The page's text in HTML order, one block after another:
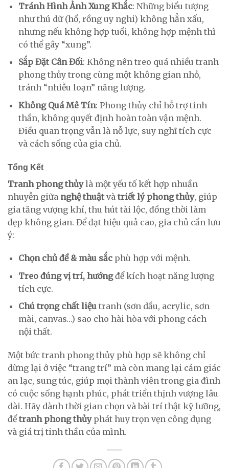
Tránh Hình Ảnh Xung Khắc: Những biểu tượng
như thú dữ (hổ, rồng uy nghi) không hẳn xấu,
nhưng nếu không hợp tuổi, không hợp mệnh thì
có thể gây “xung”.
Sắp Đặt Cân Đối: Không nên treo quá nhiều tranh
phong thủy trong cùng một không gian nhỏ,
tránh “nhiễu loạn” năng lượng.
Không Quá Mê Tín: Phong thủy chỉ hỗ trợ tinh
thần, không quyết định hoàn toàn vận mệnh.
Điều quan trọng vẫn là nỗ lực, suy nghĩ tích cực
và cách sống của gia chủ.
Tổng Kết
Tranh phong thủylà một yếu tố kết hợp nhuần
nhuyễn giữa nghệ thuậtvà triết lý phong thủy, giúp
gia tăng vượng khí, thu hút tài lộc, đồng thời làm
đẹp không gian. Để đạt hiệu quả cao, gia chủ cần lưu
ý:
Chọn chủ đề & màu sắcphù hợp với mệnh.
Treo đúng vị trí, hướngđể kích hoạt năng lượng
tích cực.
Chú trọng chất liệutranh (sơn dầu, acrylic, sơn
mài, canvas…) sao cho hài hòa với phong cách
nội thất.
Một bức tranh phong thủy phù hợp sẽ không chỉ
dừng lại ở việc “trang trí” mà còn mang lại cảm giác
an lạc, sung túc, giúp mọi thành viên trong gia đình
có cuộc sống hạnh phúc, phát triển thịnh vượng lâu
dài. Hãy dành thời gian chọn và bài trí thật kỹ lưỡng,
để tranh phong thủyphát huy trọn vẹn công dụng
và giá trị tinh thần của mình.